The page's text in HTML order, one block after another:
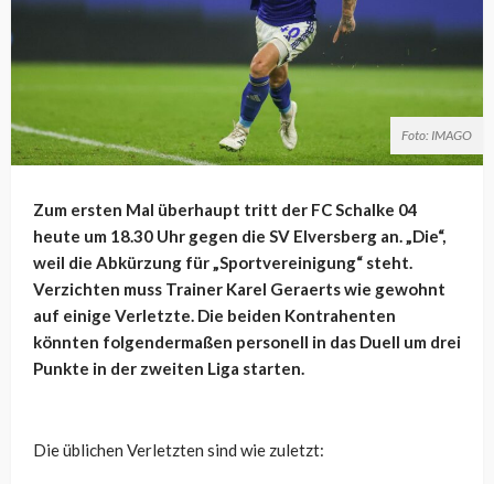
Foto: IMAGO
Zum ersten Mal überhaupt tritt der FC Schalke 04
heute um 18.30 Uhr gegen die SV Elversberg an. „Die“,
weil die Abkürzung für „Sportvereinigung“ steht.
Verzichten muss Trainer Karel Geraerts wie gewohnt
auf einige Verletzte. Die beiden Kontrahenten
könnten folgendermaßen personell in das Duell um drei
Punkte in der zweiten Liga starten.
Die üblichen Verletzten sind wie zuletzt: